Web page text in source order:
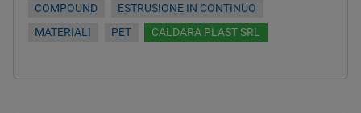
COMPOUND
ESTRUSIONE IN CONTINUO
MATERIALI
PET CALDARA PLAST SRL